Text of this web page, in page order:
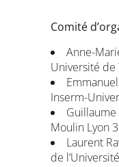
Comité
Anne-
Université de
Inserm-
Guillaume
Moulin Lyon 3
Laurent
de